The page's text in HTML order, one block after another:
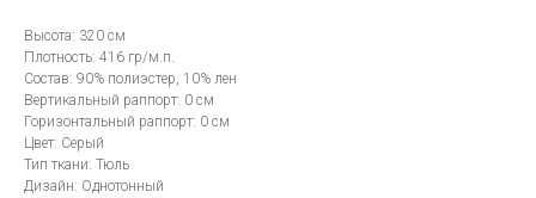
Высота: 320 см
Плотность: 416 гр/м.п.
Состав: 90% полиэстер, 10% лен
Вертикальный раппорт: 0 см
Горизонтальный раппорт: 0 см
Цвет: Серый
Тип ткани: Тюль
Дизайн: Однотонный